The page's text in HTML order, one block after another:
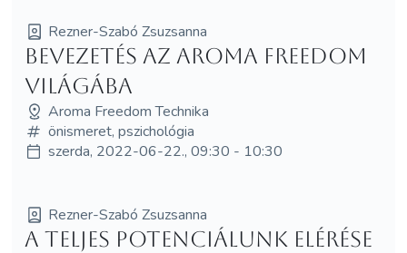
Rezner-Szabó Zsuzsanna
Bevezetés az Aroma Freedom
világába
Aroma Freedom Technika
önismeret, pszichológia
szerda, 2022-06-22., 09:30 - 10:30
Rezner-Szabó Zsuzsanna
A teljes potenciálunk elérése